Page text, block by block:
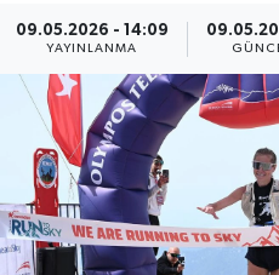
09.05.2026 - 14:09
YAYINLANMA
SİYASET
SAĞLIK
DÜNYA
EĞİTİM
Haber Arşivi